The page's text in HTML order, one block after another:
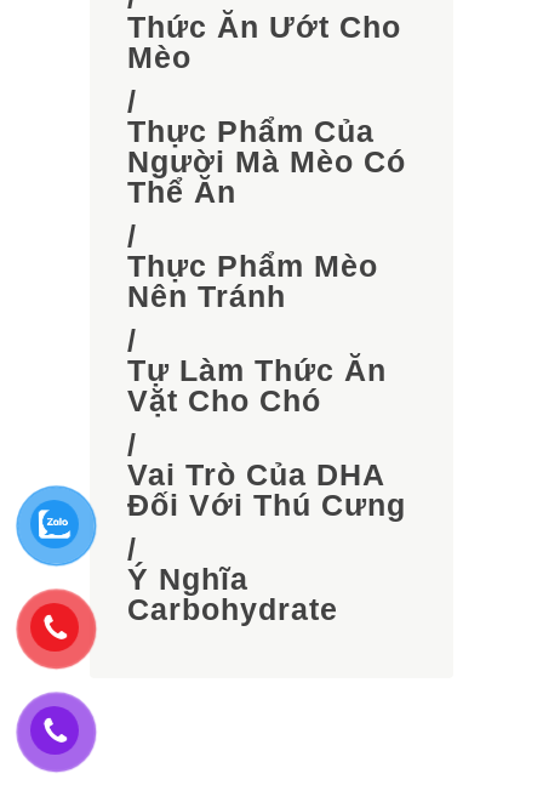
Thức Ăn Ướt Cho
Mèo
/
Thực Phẩm Của
Người Mà Mèo Có
Thể Ăn
/
Thực Phẩm Mèo
Nên Tránh
/
Tự Làm Thức Ăn
Vặt Cho Chó
/
Vai Trò Của DHA
Đối Với Thú Cưng
/
Ý Nghĩa
Carbohydrate